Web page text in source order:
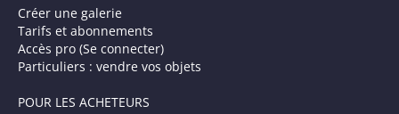
Créer une galerie
Tarifs et abonnements
Accès pro (Se connecter)
Particuliers : vendre vos objets
POUR LES ACHETEURS